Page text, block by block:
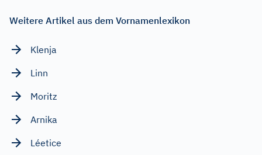
Weitere Artikel aus dem Vornamenlexikon
Klenja
Linn
Moritz
Arnika
Léetice